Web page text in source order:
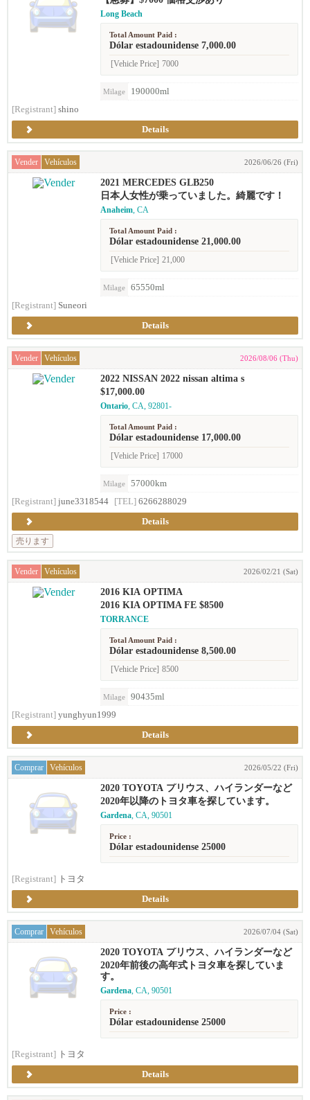
Long Beach
Total Amount Paid :
Dólar estadounidense 7,000.00
[Vehicle Price] 7000
Milage
190000ml
[Registrant] shino
Details
Vender Vehículos 2026/06/26 (Fri)
2021 MERCEDES GLB250
日本人女性が乗っていました。綺麗です！
Anaheim, CA
Total Amount Paid :
Dólar estadounidense 21,000.00
[Vehicle Price] 21,000
Milage
65550ml
[Registrant] Suneori
Details
Vender Vehículos 2026/08/06 (Thu)
2022 NISSAN 2022 nissan altima s
$17,000.00
Ontario, CA, 92801-
Total Amount Paid :
Dólar estadounidense 17,000.00
[Vehicle Price] 17000
Milage
57000km
[Registrant] june3318544 [TEL] 6266288029
Details
売ります
Vender Vehículos 2026/02/21 (Sat)
2016 KIA OPTIMA
2016 KIA OPTIMA FE $8500
TORRANCE
Total Amount Paid :
Dólar estadounidense 8,500.00
[Vehicle Price] 8500
Milage
90435ml
[Registrant] yunghyun1999
Details
Comprar Vehículos 2026/05/22 (Fri)
2020 TOYOTA プリウス、ハイランダーなど
2020年以降のトヨタ車を探しています。
Gardena, CA, 90501
Price :
Dólar estadounidense 25000
[Registrant] トヨタ
Details
Comprar Vehículos 2026/07/04 (Sat)
2020 TOYOTA プリウス、ハイランダーなど
2020年前後の高年式トヨタ車を探していま
す。
Gardena, CA, 90501
Price :
Dólar estadounidense 25000
[Registrant] トヨタ
Details